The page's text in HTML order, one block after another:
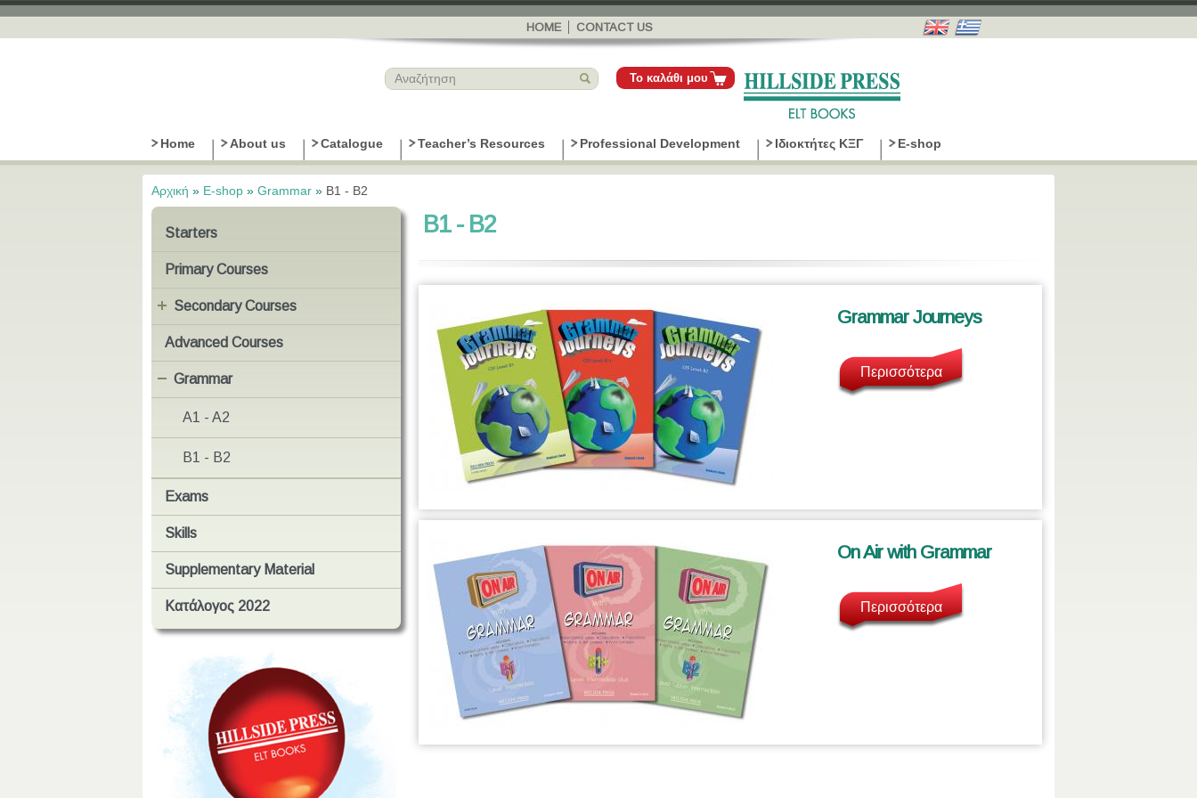
Παράκαμψη
προς το
κυρίως
HOME CONTACT US
Το καλάθι μου
Home About us Catalogue Teacher’s Resources Professional Development Ιδιοκτήτες ΚΞΓ E-shop
Είστε εδώ
Αρχική » E-shop » Grammar » B1 - B2
Starters
Primary Courses
Secondary Courses
Advanced Courses
Grammar
A1 - A2
B1 - B2
Exams
Skills
Supplementary Material
Κατάλογος 2022
B1 - B2
Grammar Journeys
Περισσότερα
On Air with Grammar
Περισσότερα